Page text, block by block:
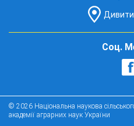
Соц.
© 2026 Національна наукова
академії аграрних наук України